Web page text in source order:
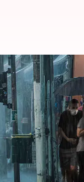
तुरंत
यह समस्या खासकर
पहुंच सकता है।